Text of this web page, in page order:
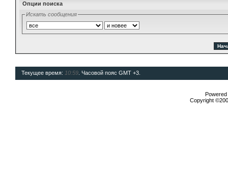
Опции поиска
Искать сообщения
Текущее время: 10:59 . Часовой пояс GMT +3.
Copyright